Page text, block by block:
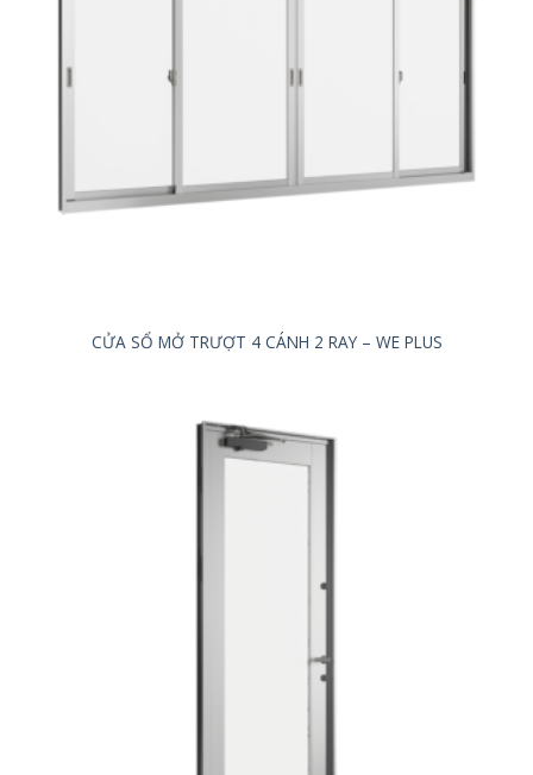
CỬA SỔ MỞ TRƯỢT 4 CÁNH 2 RAY – WE PLUS